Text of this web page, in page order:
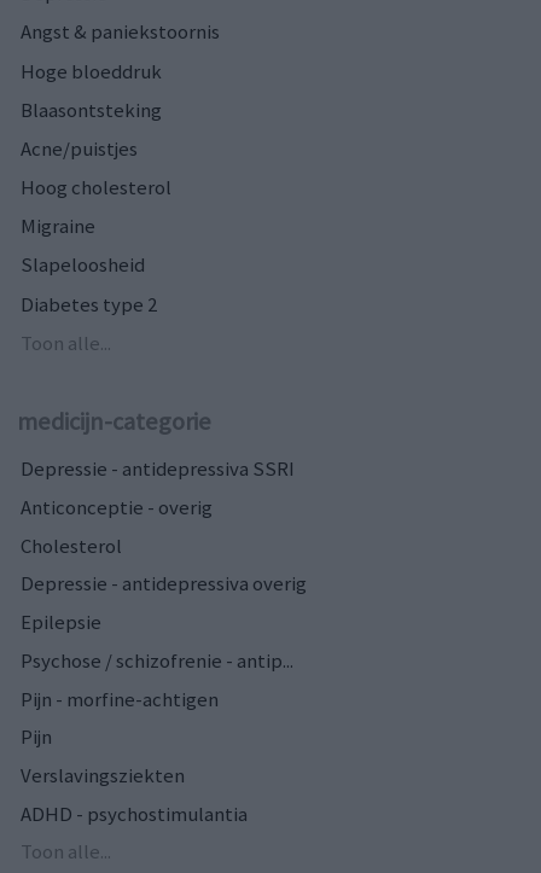
Angst & paniekstoornis
Hoge bloeddruk
Blaasontsteking
Acne/puistjes
Hoog cholesterol
Migraine
Slapeloosheid
Diabetes type 2
Toon alle...
medicijn-categorie
Depressie - antidepressiva SSRI
Anticonceptie - overig
Cholesterol
Depressie - antidepressiva overig
Epilepsie
Psychose / schizofrenie - antip...
Pijn - morfine-achtigen
Pijn
Verslavingsziekten
ADHD - psychostimulantia
Toon alle...